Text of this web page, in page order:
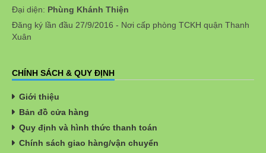
Đại diện: Phùng Khánh Thiện
Đăng ký lần đầu 27/9/2016 - Nơi cấp phòng TCKH quận Thanh
Xuân
CHÍNH SÁCH & QUY ĐỊNH
Giới thiệu
Bản đồ cửa hàng
Quy định và hình thức thanh toán
Chính sách giao hàng/vận chuyển